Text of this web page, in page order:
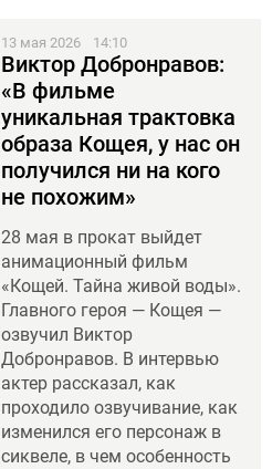
13 мая 2026 14:10
Виктор Добронравов:
«В фильме
уникальная трактовка
образа Кощея, у нас он
получился ни на кого
не похожим»
28 мая в прокат выйдет
анимационный фильм
«Кощей. Тайна живой воды».
Главного героя — Кощея —
озвучил Виктор
Добронравов. В интервью
актер рассказал, как
проходило озвучивание, как
изменился его персонаж в
сиквеле, в чем особенность